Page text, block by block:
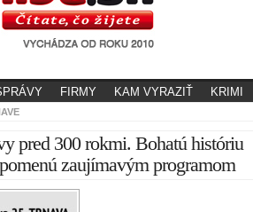
FIRMY KAM VYRAZIŤ KRIMI
pred 300 rokmi. Bohatú históriu
zaujímavým programom